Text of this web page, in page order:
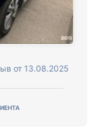
от 13.08.2025